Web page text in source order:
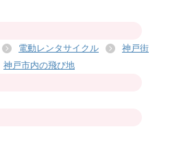
電動レンタサイクル
神戸街
神戸市内の飛び地